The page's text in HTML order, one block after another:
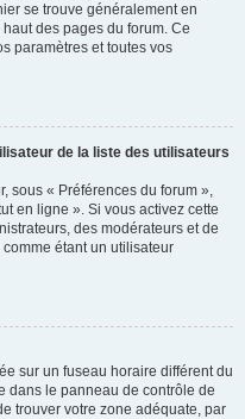
se trouve généralement en
des pages du forum. Ce
paramètres et toutes vos
de la liste des utilisateurs
sous « Préférences du forum »,
en ligne ». Si vous activez cette
des modérateurs et de
étant un utilisateur
sur un fuseau horaire différent du
dans le panneau de contrôle de
trouver votre zone adéquate, par